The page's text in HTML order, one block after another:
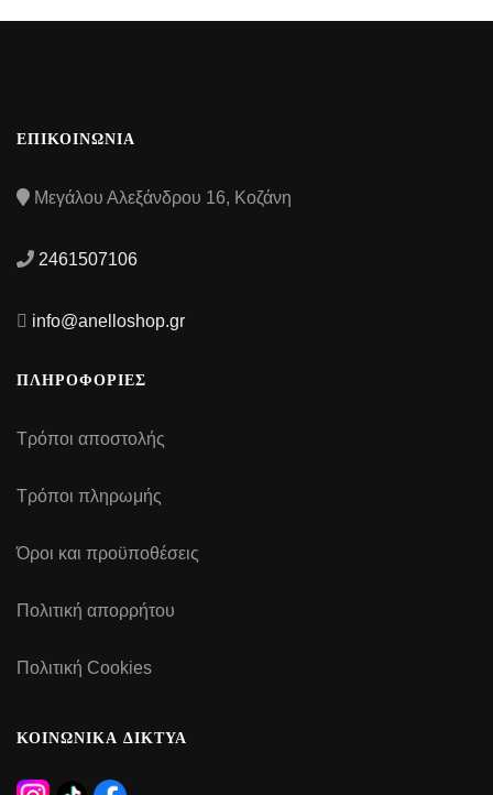
ΕΠΙΚΟΙΝΩΝΙΑ
Μεγάλου Αλεξάνδρου 16, Κοζάνη
2461507106
info@anelloshop.gr
ΠΛΗΡΟΦΟΡΙΕΣ
Τρόποι αποστολής
Τρόποι πληρωμής
Όροι και προϋποθέσεις
Πολιτική απορρήτου
Πολιτική Cookies
ΚΟΙΝΩΝΙΚΑ ΔΙΚΤΥΑ